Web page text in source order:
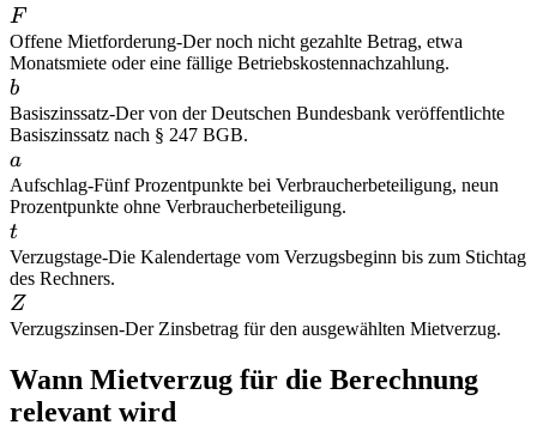
F
F
Offene Mietforderung-Der noch nicht gezahlte Betrag, etwa
Monatsmiete oder eine fällige Betriebskostennachzahlung.
b
b
Basiszinssatz-Der von der Deutschen Bundesbank veröffentlichte
Basiszinssatz nach § 247 BGB.
a
a
Aufschlag-Fünf Prozentpunkte bei Verbraucherbeteiligung, neun
Prozentpunkte ohne Verbraucherbeteiligung.
t
t
Verzugstage-Die Kalendertage vom Verzugsbeginn bis zum Stichtag
des Rechners.
Z
Z
Verzugszinsen-Der Zinsbetrag für den ausgewählten Mietverzug.
Wann Mietverzug für die Berechnung
relevant wird